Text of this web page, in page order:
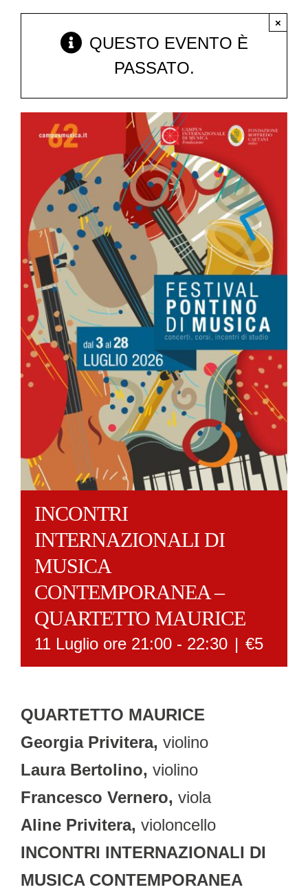
FESTIVAL PONTINO
CONCERTI
CONVEGNI
PREMIO RICCARDO CEROCCHI
QUESTO EVENTO È
PASSATO.
×
INCONTRI
INTERNAZIONALI DI
MUSICA
CONTEMPORANEA –
QUARTETTO MAURICE
11 Luglio ore 21:00 - 22:30 | €5
QUARTETTO MAURICE
Georgia Privitera, violino
Laura Bertolino, violino
Francesco Vernero, viola
Aline Privitera, violoncello
INCONTRI INTERNAZIONALI DI
MUSICA CONTEMPORANEA